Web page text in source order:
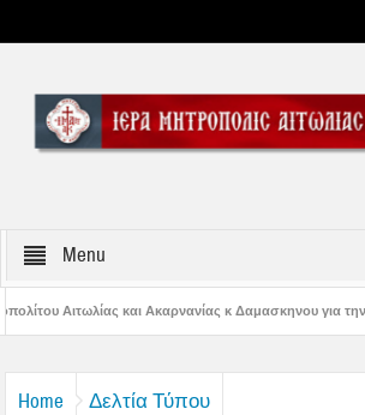
Menu
κ Δαμασκηνου για την Κυριακή 9 Αυγούστου 2026
Home Δελτία Τύπου